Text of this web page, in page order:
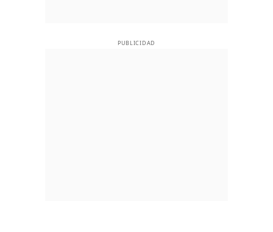
PUBLICIDAD